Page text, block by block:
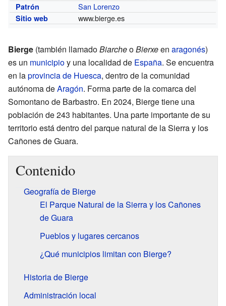
Patrón San Lorenzo
Sitio web www.bierge.es
Bierge (también llamadoBiarcheoBierxeen aragonés)
es un municipioy una localidad de España. Se encuentra
en laprovincia de Huesca, dentro de la comunidad
autónoma deAragón. Forma parte de la comarca del
Somontano de Barbastro. En 2024, Bierge tiene una
población de 243 habitantes. Una parte importante de su
territorio está dentro del parque natural de la Sierra y los
Cañones de Guara.
Contenido
Geografía de Bierge
El Parque Natural de la Sierra y los Cañones
de Guara
Pueblos y lugares cercanos
¿Qué municipios limitan con Bierge?
Historia de Bierge
Administración local